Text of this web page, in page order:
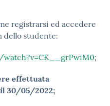
registrarsi ed accedere
dello studente:
;
effettuata
30/05/2022;